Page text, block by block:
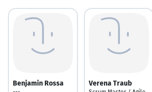
Benjamin Rossa Verena Traub